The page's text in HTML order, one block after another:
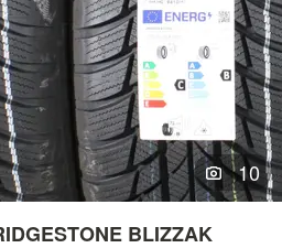
10
BLIZZAK